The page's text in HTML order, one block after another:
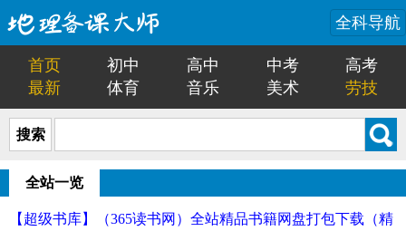
全科导航
首页 初中 高中 中考
高考
最新
体育 音乐 美术 劳技
搜索
全站一览
【超级书库】（365读书网）全站精品书籍网盘打包下载（精